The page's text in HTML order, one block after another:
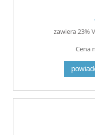
zawiera 23%
Cena